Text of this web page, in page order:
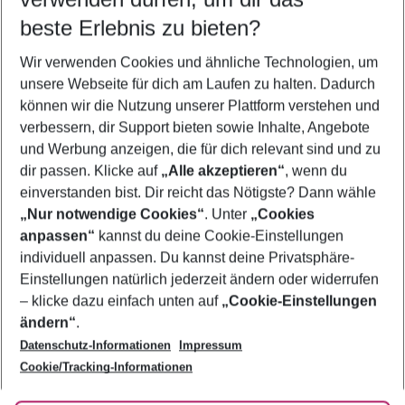
5-8 Nächte
2 Erwachsene Keine Kinder
Mehr Filter anzeigen
Footer
Footer navigation
Über uns
AGB
Bestpreisgarantie
Cookie-Einstellungen ändern
Cookie-Richtlinie
Agenturbetreuung
Barrierefreies Reisen
Folge uns
beste Erlebnis zu bieten?
Wir verwenden Cookies und ähnliche Technologien, um
unsere Webseite für dich am Laufen zu halten. Dadurch
können wir die Nutzung unserer Plattform verstehen und
verbessern, dir Support bieten sowie Inhalte, Angebote
und Werbung anzeigen, die für dich relevant sind und zu
dir passen. Klicke auf „Alle akzeptieren“, wenn du
einverstanden bist. Dir reicht das Nötigste? Dann wähle
„Nur notwendige Cookies“. Unter „Cookies
anpassen“ kannst du deine Cookie-Einstellungen
individuell anpassen. Du kannst deine Privatsphäre-
Einstellungen natürlich jederzeit ändern oder widerrufen
– klicke dazu einfach unten auf „Cookie-Einstellungen
ändern“.
Datenschutz-Informationen
Impressum
Cookie/Tracking-Informationen